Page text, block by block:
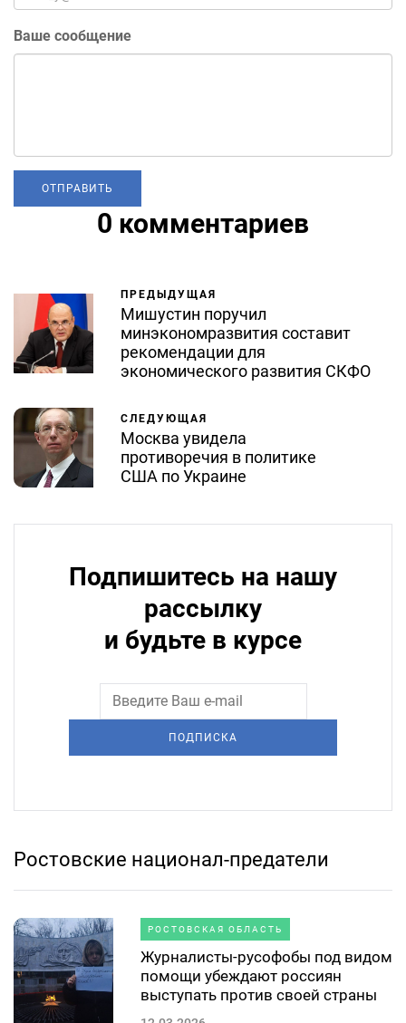
Ваше сообщение
0 комментариев
ПРЕДЫДУЩАЯ
Мишустин поручил
минэкономразвития составит
рекомендации для
экономического развития СКФО
СЛЕДУЮЩАЯ
Москва увидела
противоречия в политике
США по Украине
Подпишитесь на нашу
рассылку
и будьте в курсе
ПОДПИСКА
Ростовские национал-предатели
РОСТОВСКАЯ ОБЛАСТЬ
Журналисты-русофобы под видом
помощи убеждают россиян
выступать против своей страны